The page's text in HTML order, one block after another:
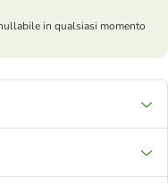
in qualsiasi momento